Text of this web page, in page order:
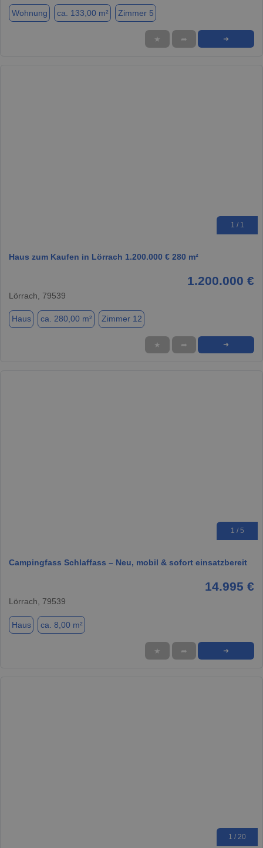
Wohnung ca. 133,00 m² Zimmer 5
★ ➦ ➜
1 / 1
Haus zum Kaufen in Lörrach 1.200.000 € 280 m²
1.200.000 €
Lörrach, 79539
Haus ca. 280,00 m² Zimmer 12
★ ➦ ➜
1 / 5
Campingfass Schlaffass – Neu, mobil & sofort einsatzbereit
14.995 €
Lörrach, 79539
Haus ca. 8,00 m²
★ ➦ ➜
1 / 20